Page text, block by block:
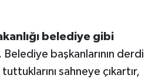
belediye gibi
Belediye başkanlarının derdi
sahneye çıkartır,